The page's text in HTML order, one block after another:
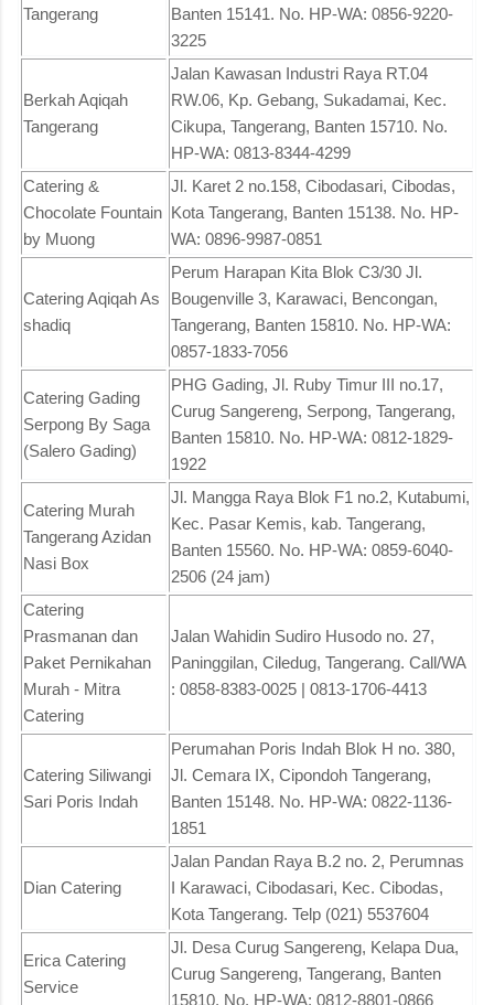
Tangerang
Banten 15141. No. HP-WA: 0856-9220-
3225
Berkah Aqiqah
Tangerang
Jalan Kawasan Industri Raya RT.04
RW.06, Kp. Gebang, Sukadamai, Kec.
Cikupa, Tangerang, Banten 15710. No.
HP-WA: 0813-8344-4299
Catering &
Chocolate Fountain
by Muong
Jl. Karet 2 no.158, Cibodasari, Cibodas,
Kota Tangerang, Banten 15138. No. HP-
WA: 0896-9987-0851
Catering Aqiqah As
shadiq
Perum Harapan Kita Blok C3/30 Jl.
Bougenville 3, Karawaci, Bencongan,
Tangerang, Banten 15810. No. HP-WA:
0857-1833-7056
Catering Gading
Serpong By Saga
(Salero Gading)
PHG Gading, Jl. Ruby Timur III no.17,
Curug Sangereng, Serpong, Tangerang,
Banten 15810. No. HP-WA: 0812-1829-
1922
Catering Murah
Tangerang Azidan
Nasi Box
Jl. Mangga Raya Blok F1 no.2, Kutabumi,
Kec. Pasar Kemis, kab. Tangerang,
Banten 15560. No. HP-WA: 0859-6040-
2506 (24 jam)
Catering
Prasmanan dan
Paket Pernikahan
Murah - Mitra
Catering
Jalan Wahidin Sudiro Husodo no. 27,
Paninggilan, Ciledug, Tangerang. Call/WA
: 0858-8383-0025 | 0813-1706-4413
Catering Siliwangi
Sari Poris Indah
Perumahan Poris Indah Blok H no. 380,
Jl. Cemara IX, Cipondoh Tangerang,
Banten 15148. No. HP-WA: 0822-1136-
1851
Dian Catering
Jalan Pandan Raya B.2 no. 2, Perumnas
I Karawaci, Cibodasari, Kec. Cibodas,
Kota Tangerang. Telp (021) 5537604
Erica Catering
Service
Jl. Desa Curug Sangereng, Kelapa Dua,
Curug Sangereng, Tangerang, Banten
15810. No. HP-WA: 0812-8801-0866